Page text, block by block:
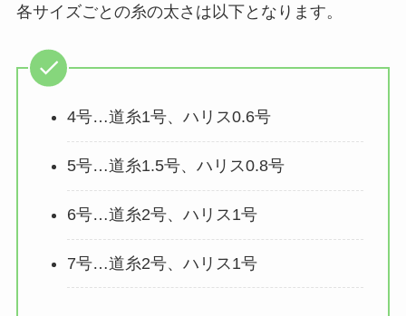
各サイズごとの糸の太さは以下となります。
4号…道糸1号、ハリス0.6号
5号…道糸1.5号、ハリス0.8号
6号…道糸2号、ハリス1号
7号…道糸2号、ハリス1号